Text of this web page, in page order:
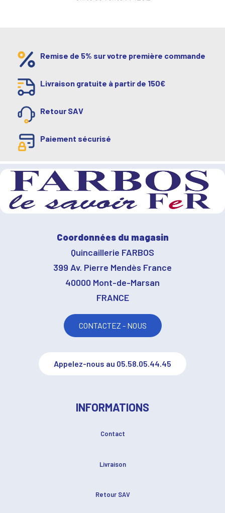
Remise de 5% sur votre première commande
Livraison gratuite à partir de 150€
Retour SAV
Paiement sécurisé
Coordonnées du magasin
Quincaillerie FARBOS
399 Av. Pierre Mendès France
40000 Mont-de-Marsan
FRANCE
CONTACTEZ - NOUS
Appelez-nous au 05.58.05.44.45
INFORMATIONS
Contact
Livraison
Retour SAV